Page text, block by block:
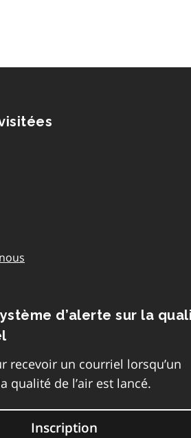
d’alerte sur la
recevoir un courriel lorsqu’un
qualité de l’air est lancé.
Inscription